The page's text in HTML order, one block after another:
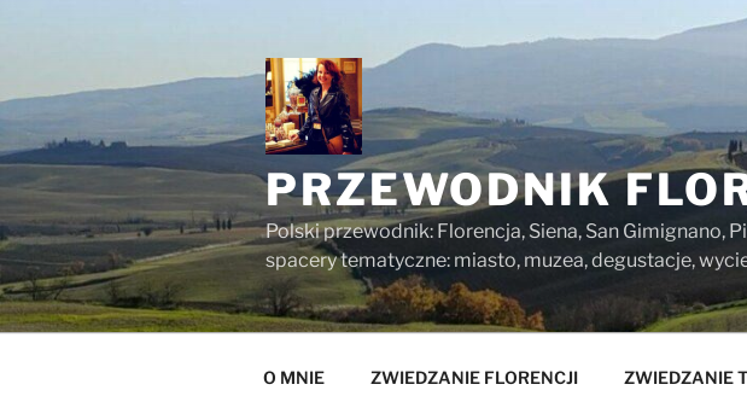
PRZEWODNIK
Polski przewodnik: Florencja, Siena, San Gimignano,
spacery tematyczne: miasto, muzea, degustacje,
O MNIE ZWIEDZANIE FLORENCJI ZWIEDZANIE